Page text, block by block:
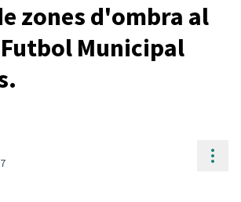
zones d'ombra al
Municipal